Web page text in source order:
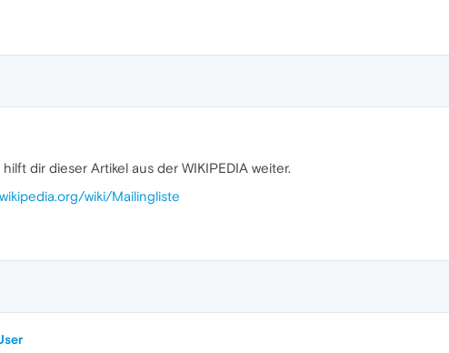
dir dieser Artikel aus der WIKIPEDIA weiter.
wiki/Mailingliste